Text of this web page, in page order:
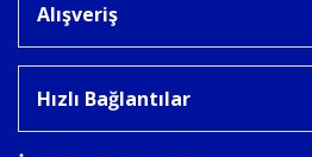
Alışveriş
Hızlı Bağlantılar